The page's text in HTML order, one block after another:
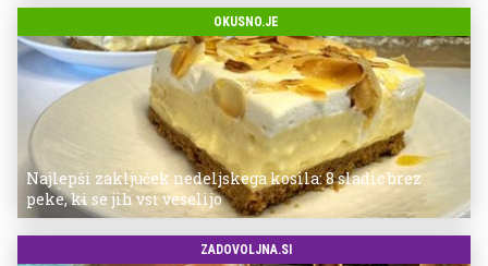
OKUSNO.JE
Najlepši zaključek nedeljskega kosila: 8 sladic brez
peke, ki se jih vsi veselijo
ZADOVOLJNA.SI